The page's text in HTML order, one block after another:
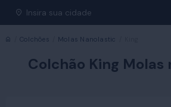
Insira sua cidade
Início
Colchões Molas Nanolastic
Colchão King Molas